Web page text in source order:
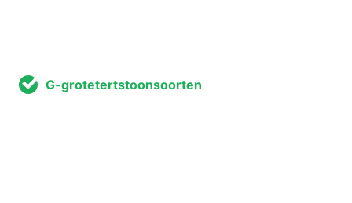
G-grotetertstoonsoorten